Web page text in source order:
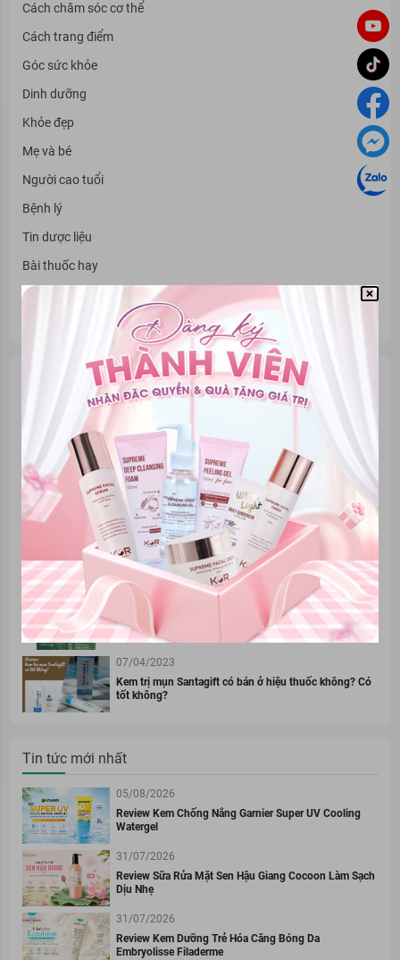
Cách chăm sóc cơ thể
Cách trang điểm
Góc sức khỏe
Dinh dưỡng
Khỏe đẹp
Mẹ và bé
Người cao tuổi
Bệnh lý
Tin dược liệu
Bài thuốc hay
Cây thuốc quý
Tin tức được quan tâm
NEWWAYMART TÌM ĐỐI TÁC BÁN HÀNG - ĐỒNG
HÀNH CÙNG PHÁT TRIỂN
24/01/2024
Review kem YOUBUY có tốt không? Có tác dụng gì?
02/08/2023
Cách đọc hạn sử dụng hatomugi dễ dàng và chính xác
20/10/2023
Review serum diếp cá Igreen có tốt không? Có phải
kem trộn không?
07/04/2023
Kem trị mụn Santagift có bán ở hiệu thuốc không? Có
tốt không?
Tin tức mới nhất
05/08/2026
Review Kem Chống Nắng Garnier Super UV Cooling
Watergel
31/07/2026
Review Sữa Rửa Mặt Sen Hậu Giang Cocoon Làm Sạch
Dịu Nhẹ
31/07/2026
Review Kem Dưỡng Trẻ Hóa Căng Bóng Da
Embryolisse Filaderme